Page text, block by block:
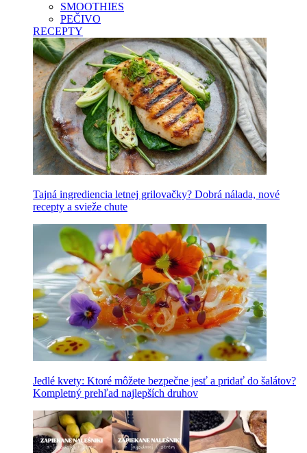
SMOOTHIES
PEČIVO
RECEPTY
Tajná ingrediencia letnej grilovačky? Dobrá nálada, nové
recepty a svieže chute
Jedlé kvety: Ktoré môžete bezpečne jesť a pridať do šalátov?
Kompletný prehľad najlepších druhov